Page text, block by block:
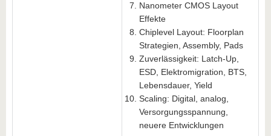
Nanometer CMOS Layout
Effekte
Chiplevel Layout: Floorplan
Strategien, Assembly, Pads
Zuverlässigkeit: Latch-Up,
ESD, Elektromigration, BTS,
Lebensdauer, Yield
Scaling: Digital, analog,
Versorgungsspannung,
neuere Entwicklungen